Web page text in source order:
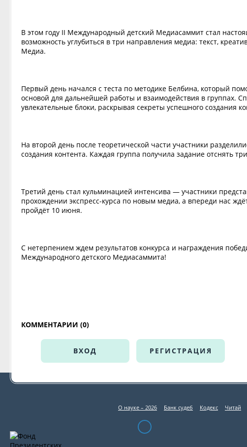
В этом году II Международный детский Медиасаммит стал
возможность углубиться в три направления медиа: текст,
Медиа.
Первый день начался с теста по методике Белбина, который
основой для дальнейшей работы и взаимодействия в группах.
увлекательные блоки, раскрывая секреты успешного создания
На второй день после теоретической части участники
создания контента. Каждая группа получила задание отснять
Третий день стал кульминацией интенсива — участники
прохождении экспресс-курса по новым медиа, а впереди нас
пройдёт 10 июня.
С нетерпением ждем результатов конкурса и награждения
Международного детского Медиасаммита!
КОММЕНТАРИИ (0)
ВХОД РЕГИСТРАЦИЯ
О науке – 2026 Банк судеб Кодекс Читай